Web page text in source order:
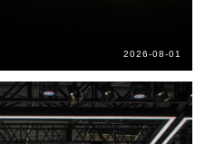
2026-08-01